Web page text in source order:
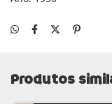
Produtos